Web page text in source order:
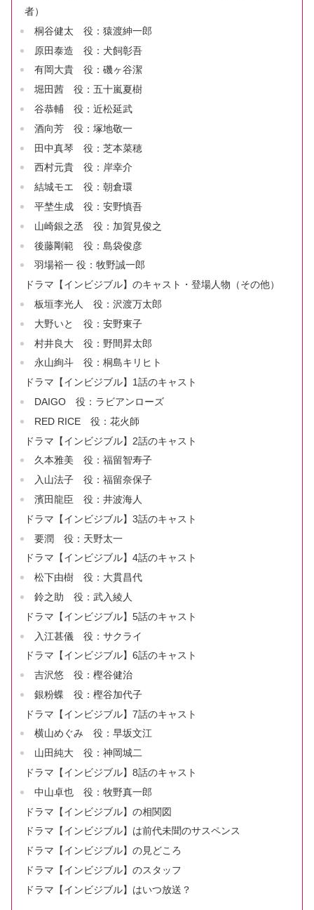
者）
桐谷健太 役：猿渡紳一郎
原田泰造 役：犬飼彰吾
有岡大貴 役：磯ヶ谷潔
堀田茜 役：五十嵐夏樹
谷恭輔 役：近松延武
酒向芳 役：塚地敬一
田中真琴 役：芝本菜穂
西村元貴 役：岸幸介
結城モエ 役：朝倉環
平埜生成 役：安野慎吾
山崎銀之丞 役：加賀見俊之
後藤剛範 役：島袋俊彦
羽場裕一 役：牧野誠一郎
ドラマ【インビジブル】のキャスト・登場人物（その他）
板垣李光人 役：沢渡万太郎
大野いと 役：安野東子
村井良大 役：野間昇太郎
永山絢斗 役：桐島キリヒト
ドラマ【インビジブル】1話のキャスト
DAIGO 役：ラビアンローズ
RED RICE 役：花火師
ドラマ【インビジブル】2話のキャスト
久本雅美 役：福留智寿子
入山法子 役：福留奈保子
濱田龍臣 役：井波海人
ドラマ【インビジブル】3話のキャスト
要潤 役：天野太一
ドラマ【インビジブル】4話のキャスト
松下由樹 役：大貫昌代
鈴之助 役：武入綾人
ドラマ【インビジブル】5話のキャスト
入江甚儀 役：サクライ
ドラマ【インビジブル】6話のキャスト
吉沢悠 役：樫谷健治
銀粉蝶 役：樫谷加代子
ドラマ【インビジブル】7話のキャスト
横山めぐみ 役：早坂文江
山田純大 役：神岡城二
ドラマ【インビジブル】8話のキャスト
中山卓也 役：牧野真一郎
ドラマ【インビジブル】の相関図
ドラマ【インビジブル】は前代未聞のサスペンス
ドラマ【インビジブル】の見どころ
ドラマ【インビジブル】のスタッフ
ドラマ【インビジブル】はいつ放送？